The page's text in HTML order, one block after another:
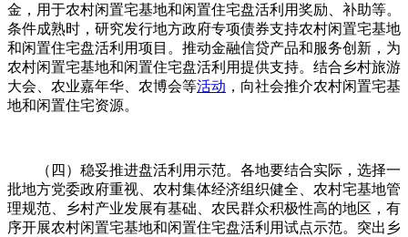
金，用于农村闲置宅基地和闲置住宅盘活利用奖励、补助等。
条件成熟时，研究发行地方政府专项债券支持农村闲置宅基地
和闲置住宅盘活利用项目。推动金融信贷产品和服务创新，为
农村闲置宅基地和闲置住宅盘活利用提供支持。结合乡村旅游
大会、农业嘉年华、农博会等活动 ，向社会推介农村闲置宅基
地和闲置住宅资源。
（四）稳妥推进盘活利用示范。各地要结合实际，选择一
批地方党委政府重视、农村集体经济组织健全、农村宅基地管
理规范、乡村产业发展有基础、农民群众积极性高的地区，有
序开展农村闲置宅基地和闲置住宅盘活利用试点示范。突出乡